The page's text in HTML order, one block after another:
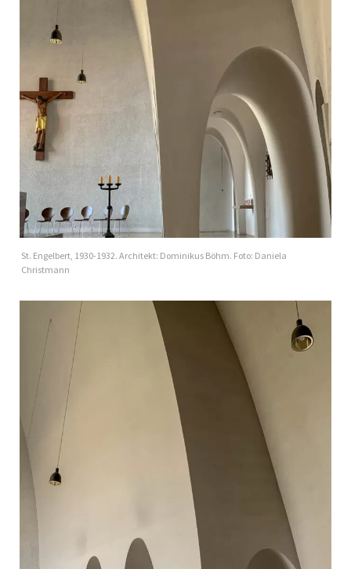
St. Engelbert, 1930-1932. Architekt: Dominikus Böhm. Foto: Daniela
Christmann